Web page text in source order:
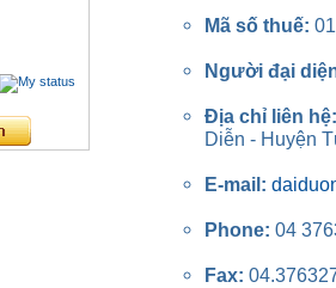
Mã số thuế:
Người đại
Địa chỉ liên
Diễn - Huyện
E-mail:
Phone: 04
Fax: